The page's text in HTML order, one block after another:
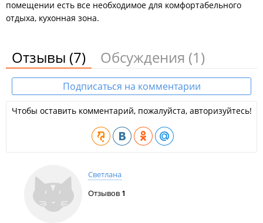
помещении есть все необходимое для комфортабельного
отдыха, кухонная зона.
Отзывы (7) Обсуждения (1)
Подписаться на комментарии
Чтобы оставить комментарий, пожалуйста, авторизуйтесь!
Светлана
Отзывов 1